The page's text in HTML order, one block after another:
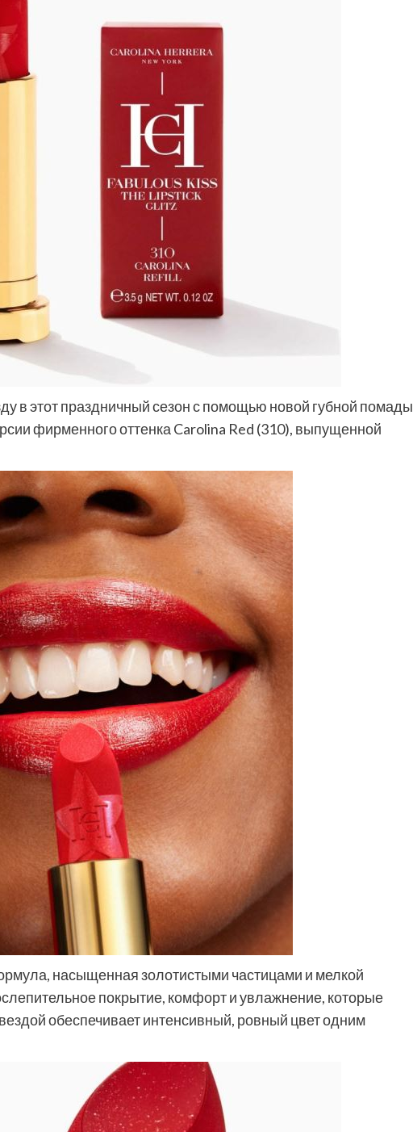
в этот праздничный сезон с помощью новой губной помады
фирменного оттенка Carolina Red (310), выпущенной
насыщенная золотистыми частицами и мелкой
покрытие, комфорт и увлажнение, которые
обеспечивает интенсивный, ровный цвет одним